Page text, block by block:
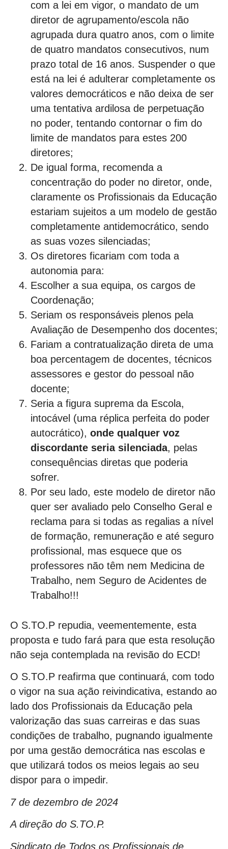
com a lei em vigor, o mandato de um
diretor de agrupamento/escola não
agrupada dura quatro anos, com o limite
de quatro mandatos consecutivos, num
prazo total de 16 anos. Suspender o que
está na lei é adulterar completamente os
valores democráticos e não deixa de ser
uma tentativa ardilosa de perpetuação
no poder, tentando contornar o fim do
limite de mandatos para estes 200
diretores;
De igual forma, recomenda a
concentração do poder no diretor, onde,
claramente os Profissionais da Educação
estariam sujeitos a um modelo de gestão
completamente antidemocrático, sendo
as suas vozes silenciadas;
Os diretores ficariam com toda a
autonomia para:
Escolher a sua equipa, os cargos de
Coordenação;
Seriam os responsáveis plenos pela
Avaliação de Desempenho dos docentes;
Fariam a contratualização direta de uma
boa percentagem de docentes, técnicos
assessores e gestor do pessoal não
docente;
Seria a figura suprema da Escola,
intocável (uma réplica perfeita do poder
autocrático), onde qualquer voz
discordante seria silenciada, pelas
consequências diretas que poderia
sofrer.
Por seu lado, este modelo de diretor não
quer ser avaliado pelo Conselho Geral e
reclama para si todas as regalias a nível
de formação, remuneração e até seguro
profissional, mas esquece que os
professores não têm nem Medicina de
Trabalho, nem Seguro de Acidentes de
Trabalho!!!
O S.TO.P repudia, veementemente, esta
proposta e tudo fará para que esta resolução
não seja contemplada na revisão do ECD!
O S.TO.P reafirma que continuará, com todo
o vigor na sua ação reivindicativa, estando ao
lado dos Profissionais da Educação pela
valorização das suas carreiras e das suas
condições de trabalho, pugnando igualmente
por uma gestão democrática nas escolas e
que utilizará todos os meios legais ao seu
dispor para o impedir.
7 de dezembro de 2024
A direção do S.TO.P.
Sindicato de Todos os Profissionais de